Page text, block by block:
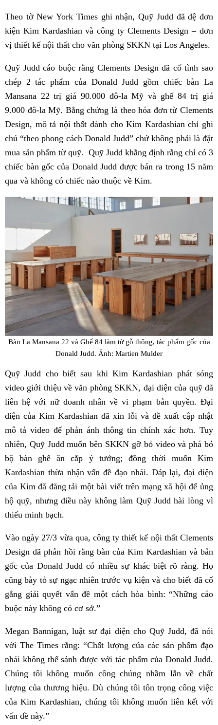
Theo tờ New York Times ghi nhận, Quỹ Judd đã đệ đơn
kiện Kim Kardashian và công ty Clements Design – đơn
vị thiết kế nội thất cho văn phòng SKKN tại Los Angeles.
Quỹ Judd cáo buộc rằng Clements Design đã cố tình sao
chép 2 tác phẩm của Donald Judd gồm chiếc bàn La
Mansana 22 trị giá 90.000 đô-la Mỹ và ghế 84 trị giá
9.000 đô-la Mỹ. Bằng chứng là theo hóa đơn từ Clements
Design, mô tả nội thất dành cho Kim Kardashian chỉ ghi
chú “theo phong cách Donald Judd” chứ không phải là đặt
mua sản phẩm từ quỹ. Quỹ Judd khẳng định rằng chỉ có 3
chiếc bàn gốc của Donald Judd được bán ra trong 15 năm
qua và không có chiếc nào thuộc về Kim.
Bàn La Mansana 22 và Ghế 84 làm từ gỗ thông, tác phẩm gốc của
Donald Judd. Ảnh: Martien Mulder
Quỹ Judd cho biết sau khi Kim Kardashian phát sóng
video giới thiệu về văn phòng SKKN, đại diện của quỹ đã
liên hệ với nữ doanh nhân về vi phạm bản quyền. Đại
diện của Kim Kardashian đã xin lỗi và đề xuất cập nhật
mô tả video để phản ánh thông tin chính xác hơn. Tuy
nhiên, Quỹ Judd muốn bên SKKN gỡ bỏ video và phá bỏ
bộ bàn ghế ăn cắp ý tưởng; đồng thời muốn Kim
Kardashian thừa nhận vấn đề đạo nhái. Đáp lại, đại diện
của Kim đã đăng tải một bài viết trên mạng xã hội để ủng
hộ quỹ, nhưng điều này không làm Quỹ Judd hài lòng vì
thiếu minh bạch.
Vào ngày 27/3 vừa qua, công ty thiết kế nội thất Clements
Design đã phản hồi rằng bàn của Kim Kardashian và bản
gốc của Donald Judd có nhiều sự khác biệt rõ ràng. Họ
cũng bày tỏ sự ngạc nhiên trước vụ kiện và cho biết đã cố
gắng giải quyết vấn đề một cách hòa bình: “Những cáo
buộc này không có cơ sở.”
Megan Bannigan, luật sư đại diện cho Quỹ Judd, đã nói
với The Times rằng: “Chất lượng của các sản phẩm đạo
nhái không thể sánh được với tác phẩm của Donald Judd.
Chúng tôi không muốn công chúng nhầm lẫn về chất
lượng của thương hiệu. Dù chúng tôi tôn trọng công việc
của Kim Kardashian, chúng tôi không muốn liên kết với
vấn đề này.”